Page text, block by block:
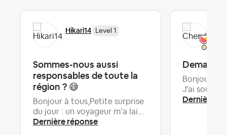
Hikari14 Level 1
Sommes-nous aussi
responsables de toute la
région ? 😅
Bonjour à tous,Petite surprise
du jour : un voyageur m’a lai...
Dernière réponse
Bonjour,
J'ai
Dernière